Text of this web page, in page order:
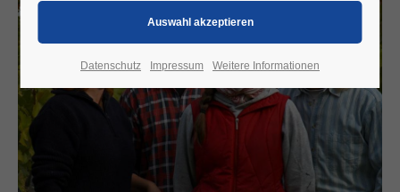
Datenschutz Impressum Weitere Informationen